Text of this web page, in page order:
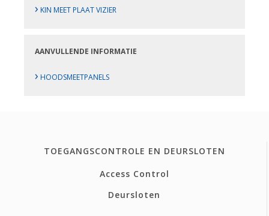
› KIN MEET PLAAT VIZIER
AANVULLENDE INFORMATIE
› HOODSMEETPANELS
TOEGANGSCONTROLE EN DEURSLOTEN
Access Control
Deursloten